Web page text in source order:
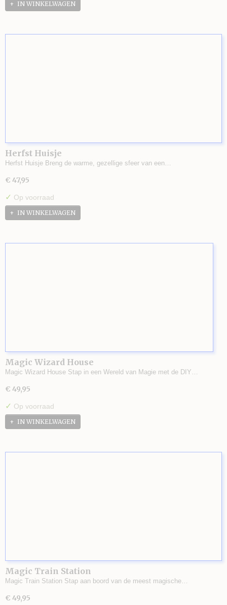
IN WINKELWAGEN
Herfst Huisje
Herfst Huisje Breng de warme, gezellige sfeer van een…
€ 47,95
✓ Op voorraad
IN WINKELWAGEN
Magic Wizard House
Magic Wizard House Stap in een Wereld van Magie met de DIY…
€ 49,95
✓ Op voorraad
IN WINKELWAGEN
Magic Train Station
Magic Train Station Stap aan boord van de meest magische…
€ 49,95